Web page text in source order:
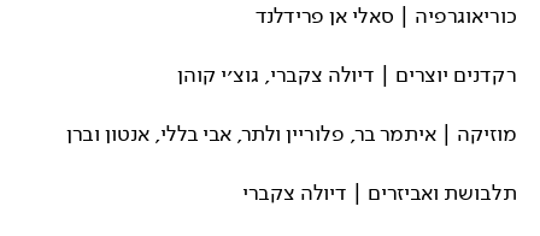
כוריאוגרפיה | סאלי אן פרידלנד
רקדנים יוצרים | דיולה צקברי, גוצ׳י קוהן
מוזיקה | איתמר בר, פלוריין ולתר, אבי בללי, אנטון וברן
תלבושת ואביזרים | דיולה צקברי